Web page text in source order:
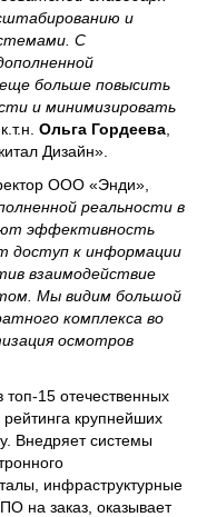
и
С
больше повысить
и минимизировать
Ольга Гордеева
Дизайн».
ООО «Энди»,
реальности в
эффективность
доступ к информации
взаимодействие
Мы видим большой
комплекса во
осмотров
15 отечественных
крупнейших
Внедряет системы
инфраструктурные
на заказ, оказывает